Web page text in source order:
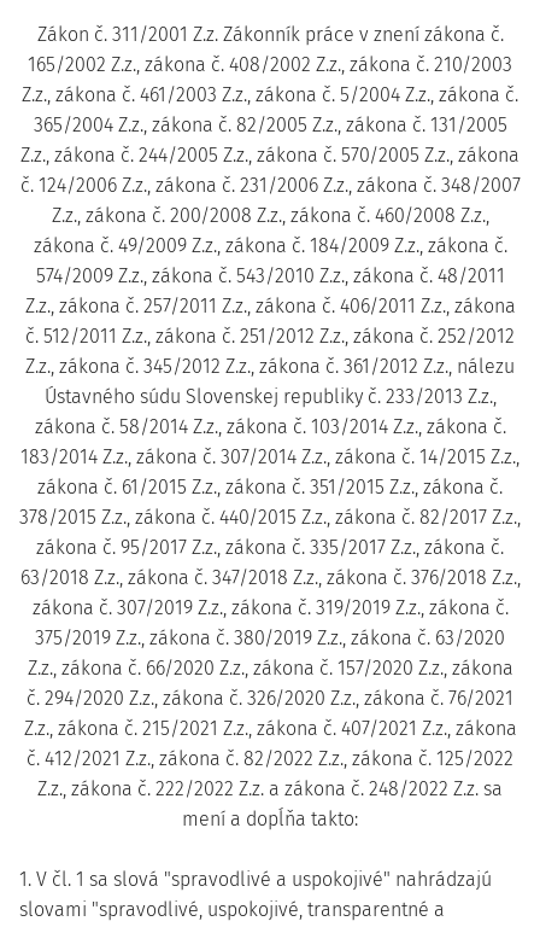
Zákon č. 311/2001 Z.z. Zákonník práce v znení zákona č.
165/2002 Z.z., zákona č. 408/2002 Z.z., zákona č. 210/2003
Z.z., zákona č. 461/2003 Z.z., zákona č. 5/2004 Z.z., zákona č.
365/2004 Z.z., zákona č. 82/2005 Z.z., zákona č. 131/2005
Z.z., zákona č. 244/2005 Z.z., zákona č. 570/2005 Z.z., zákona
č. 124/2006 Z.z., zákona č. 231/2006 Z.z., zákona č. 348/2007
Z.z., zákona č. 200/2008 Z.z., zákona č. 460/2008 Z.z.,
zákona č. 49/2009 Z.z., zákona č. 184/2009 Z.z., zákona č.
574/2009 Z.z., zákona č. 543/2010 Z.z., zákona č. 48/2011
Z.z., zákona č. 257/2011 Z.z., zákona č. 406/2011 Z.z., zákona
č. 512/2011 Z.z., zákona č. 251/2012 Z.z., zákona č. 252/2012
Z.z., zákona č. 345/2012 Z.z., zákona č. 361/2012 Z.z., nálezu
Ústavného súdu Slovenskej republiky č. 233/2013 Z.z.,
zákona č. 58/2014 Z.z., zákona č. 103/2014 Z.z., zákona č.
183/2014 Z.z., zákona č. 307/2014 Z.z., zákona č. 14/2015 Z.z.,
zákona č. 61/2015 Z.z., zákona č. 351/2015 Z.z., zákona č.
378/2015 Z.z., zákona č. 440/2015 Z.z., zákona č. 82/2017 Z.z.,
zákona č. 95/2017 Z.z., zákona č. 335/2017 Z.z., zákona č.
63/2018 Z.z., zákona č. 347/2018 Z.z., zákona č. 376/2018 Z.z.,
zákona č. 307/2019 Z.z., zákona č. 319/2019 Z.z., zákona č.
375/2019 Z.z., zákona č. 380/2019 Z.z., zákona č. 63/2020
Z.z., zákona č. 66/2020 Z.z., zákona č. 157/2020 Z.z., zákona
č. 294/2020 Z.z., zákona č. 326/2020 Z.z., zákona č. 76/2021
Z.z., zákona č. 215/2021 Z.z., zákona č. 407/2021 Z.z., zákona
č. 412/2021 Z.z., zákona č. 82/2022 Z.z., zákona č. 125/2022
Z.z., zákona č. 222/2022 Z.z. a zákona č. 248/2022 Z.z. sa
mení a dopĺňa takto:
1. V čl. 1 sa slová "spravodlivé a uspokojivé" nahrádzajú
slovami "spravodlivé, uspokojivé, transparentné a